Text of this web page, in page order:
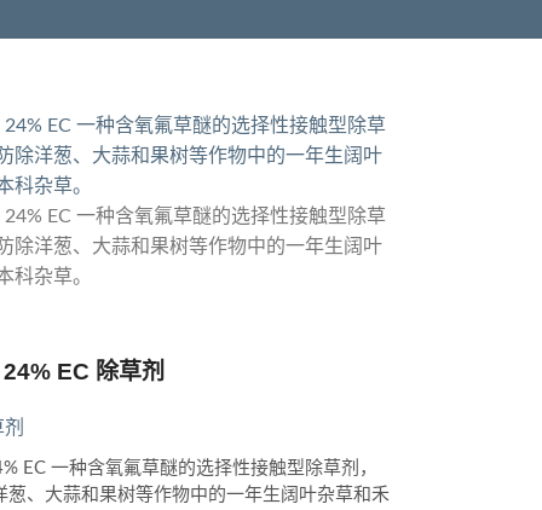
EC 除草剂
EC 一种含氧氟草醚的选择性接触型除草剂，
葱、大蒜和果树等作物中的一年生阔叶杂草和禾